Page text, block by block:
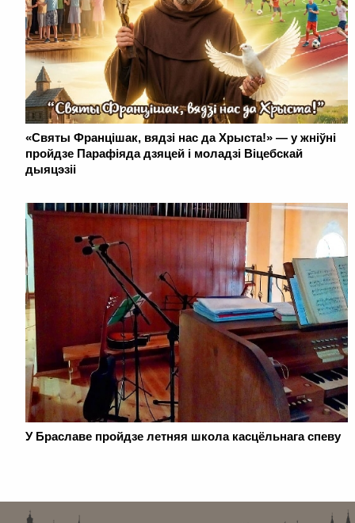
«Святы Францішак, вядзі нас да Хрыста!» — у жніўні
пройдзе Парафіяда дзяцей і моладзі Віцебскай
дыяцэзіі
У Браславе пройдзе летняя школа касцёльнага спеву